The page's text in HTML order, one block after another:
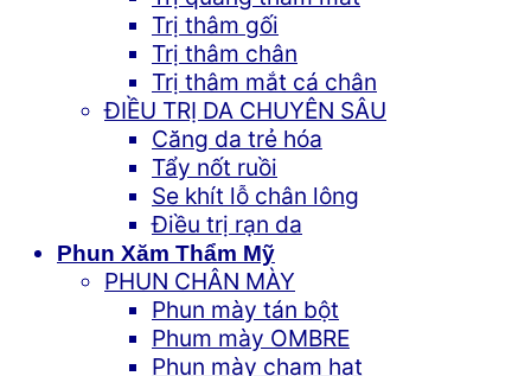
Trị thâm gối
Trị thâm chân
Trị thâm mắt cá chân
ĐIỀU TRỊ DA CHUYÊN SÂU
Căng da trẻ hóa
Tẩy nốt ruồi
Se khít lỗ chân lông
Điều trị rạn da
Phun Xăm Thẩm Mỹ
PHUN CHÂN MÀY
Phun mày tán bột
Phum mày OMBRE
Phun mày chạm hạt